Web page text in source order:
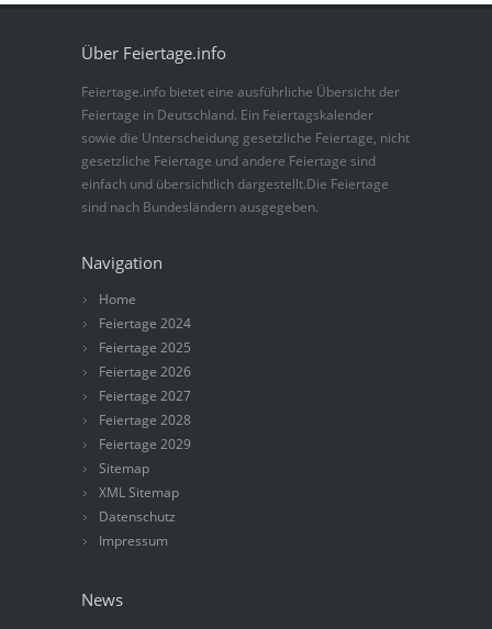
Über Feiertage.info
Feiertage.info bietet eine ausführliche Übersicht der
Feiertage in Deutschland. Ein Feiertagskalender
sowie die Unterscheidung gesetzliche Feiertage, nicht
gesetzliche Feiertage und andere Feiertage sind
einfach und übersichtlich dargestellt.Die Feiertage
sind nach Bundesländern ausgegeben.
Navigation
Home
Feiertage 2024
Feiertage 2025
Feiertage 2026
Feiertage 2027
Feiertage 2028
Feiertage 2029
Sitemap
XML Sitemap
Datenschutz
Impressum
News